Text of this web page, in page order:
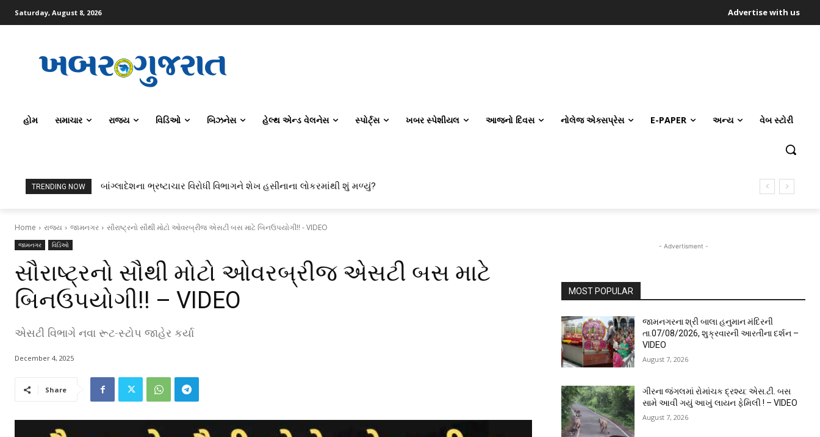
Saturday, August 8, 2026 Advertise with us
હોમ સમાચાર રાજ્ય વિડિઓ બિઝનેસ હેલ્થ એન્ડ વેલનેસ સ્પોર્ટ્સ ખબર સ્પેશીયલ આજનો દિવસ નોલેજ એક્સપ્રેસ E-PAPER અન્ય વેબ સ્ટોરી
TRENDING NOW ટોપર્સ કોમ્પ્યુટર સાયન્સ અને AI કરતાં સિવિલ એન્જિનિયરિંગ કેમ પસંદ કરી રહ્યા છે? IITનો ટ્રેન્ડ બદલાઈ ગયો છે
બાંગ્લાદેશના ભ્રષ્ટાચાર વિરોધી વિભાગને શેખ હસીનાના લોકરમાંથી શું મળ્યું?
Home રાજ્ય જામનગર સૌરાષ્ટ્રનો સૌથી મોટો ઓવરબ્રીજ એસટી બસ માટે બિનઉપયોગી!! - VIDEO
જામનગર વિડિઓ
સૌરાષ્ટ્રનો સૌથી મોટો ઓવરબ્રીજ એસટી બસ માટે
બિનઉપયોગી!! – VIDEO
એસટી વિભાગે નવા રૂટ-સ્ટોપ જાહેર કર્યા
December 4, 2025
Share
- Advertisment -
MOST POPULAR
જામનગરના શ્રી બાલા હનુમાન મંદિરની
તા.07/08/2026, શુક્રવારની આરતીના દર્શન –
VIDEO
August 7, 2026
ગીરના જંગલમાં રોમાંચક દ્રશ્ય: એસ.ટી. બસ
સામે આવી ગયું આખું લાયન ફેમિલી ! – VIDEO
August 7, 2026